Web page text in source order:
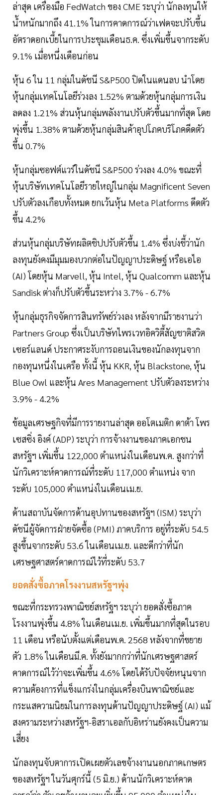
ล่าสุด เครื่องมือ FedWatch ของ CME ระบุว่า นักลงทุนให้
น้ำหนักมากถึง 41.1% ในการคาดการณ์ว่าเฟดจะปรับขึ้น
อัตราดอกเบี้ยในการประชุมเดือนธ.ค. ซึ่งเพิ่มขึ้นจากระดับ
9.1% เมื่อหนึ่งเดือนก่อน
หุ้น 6 ใน 11 กลุ่มในดัชนี S&P500 ปิดในแดนลบ นำโดย
หุ้นกลุ่มเทคโนโลยีร่วงลง 1.52% ตามด้วยหุ้นกลุ่มการเงิน
ลดลง 1.21% ส่วนหุ้นกลุ่มพลังงานปรับตัวขึ้นมากที่สุด โดย
พุ่งขึ้น 1.38% ตามด้วยหุ้นกลุ่มสินค้าอุปโภคบริโภคดีดตัว
ขึ้น 0.7%
หุ้นกลุ่มซอฟต์แวร์ในดัชนี S&P500 ร่วงลง 4.0% ขณะที่
หุ้นบริษัทเทคโนโลยีรายใหญ่ในกลุ่ม Magnificent Seven
ปรับตัวลงเกือบทั้งหมด ยกเว้นหุ้น Meta Platforms ดีดตัว
ขึ้น 4.2%
ส่วนหุ้นกลุ่มบริษัทผลิตชิปปรับตัวขึ้น 1.4% ซึ่งบ่งชี้ว่านัก
ลงทุนยังคงมีมุมมองบวกต่อในปัญญาประดิษฐ์ หรือเอไอ
(AI) โดยหุ้น Marvell, หุ้น Intel, หุ้น Qualcomm และหุ้น
Sandisk ต่างก็ปรับตัวขึ้นระหว่าง 3.7% - 6.7%
หุ้นกลุ่มธุรกิจจัดการสินทรัพย์ร่วงลง หลังจากมีรายงานว่า
Partners Group ซึ่งเป็นบริษัทไพรเวทอิควิตี้สัญชาติสวิต
เซอร์แลนด์ ประกาศระงับการถอนเงินของนักลงทุนจาก
กองทุนหนึ่งในเครือ ทั้งนี้ หุ้น KKR, หุ้น Blackstone, หุ้น
Blue Owl และหุ้น Ares Management ปรับตัวลงระหว่าง
3.9% - 4.2%
ข้อมูลเศรษฐกิจที่มีการรายงานล่าสุด ออโตเมติก ดาต้า โพร
เซสซิ่ง อิงค์ (ADP) ระบุว่า การจ้างงานของภาคเอกชน
สหรัฐฯ เพิ่มขึ้น 122,000 ตำแหน่งในเดือนพ.ค. สูงกว่าที่
นักวิเคราะห์คาดการณ์ที่ระดับ 117,000 ตำแหน่ง จาก
ระดับ 105,000 ตำแหน่งในเดือนเม.ย.
ด้านสถาบันจัดการด้านอุปทานของสหรัฐฯ (ISM) ระบุว่า
ดัชนีผู้จัดการฝ่ายจัดซื้อ (PMI) ภาคบริการ อยู่ที่ระดับ 54.5
สูงขึ้นจากระดับ 53.6 ในเดือนเม.ย. และดีกว่าที่นัก
เศรษฐศาสตร์คาดการณ์ไว้ที่ระดับ 53.7
ยอดสั่งซื้อภาคโรงงานสหรัฐฯพุ่ง
ขณะที่กระทรวงพาณิชย์สหรัฐฯ ระบุว่า ยอดสั่งซื้อภาค
โรงงานพุ่งขึ้น 4.8% ในเดือนเม.ย. เพิ่มขึ้นมากที่สุดในรอบ
11 เดือน หรือนับตั้งแต่เดือนพ.ค. 2568 หลังจากที่ขยาย
ตัว 1.8% ในเดือนมี.ค. ทั้งยังมากกว่าที่นักเศรษฐศาสตร์
คาดการณ์ไว้ว่าจะเพิ่มขึ้น 4.6% โดยได้รับปัจจัยหนุนจาก
ความต้องการที่แข็งแกร่งในกลุ่มเครื่องบินพาณิชย์และ
กระแสความนิยมในการลงทุนด้านปัญญาประดิษฐ์ (AI) แม้
สงครามระหว่างสหรัฐฯ-อิสราเอลกับอิหร่านยังคงเป็นความ
เสี่ยง
นักลงทุนจับตาการเปิดเผยตัวเลขจ้างงานนอกภาคเกษตร
ของสหรัฐฯ ในวันศุกร์นี้ (5 มิ.ย.) ด้านนักวิเคราะห์คาด